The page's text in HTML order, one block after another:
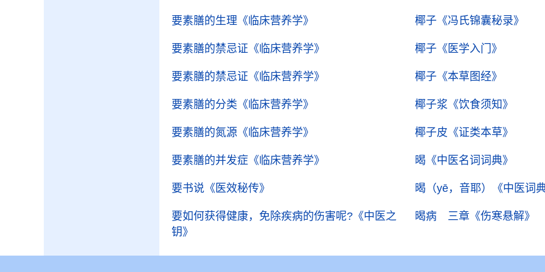
要素膳的生理 《临床营养学》 椰子 《冯氏锦囊秘录》
要素膳的禁忌证 《临床营养学》 椰子 《医学入门》
要素膳的禁忌证 《临床营养学》 椰子 《本草图经》
要素膳的分类 《临床营养学》 椰子浆 《饮食须知》
要素膳的氮源 《临床营养学》 椰子皮 《证类本草》
要素膳的并发症 《临床营养学》 暍 《中医名词词典》
要书说 《医效秘传》 暍（yē，音耶） 《中医词
要如何获得健康，免除疾病的伤害呢? 《中医之
钥》
暍病 三章 《伤寒悬解》